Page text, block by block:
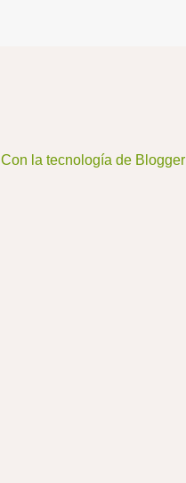
Con la tecnología de Blogger